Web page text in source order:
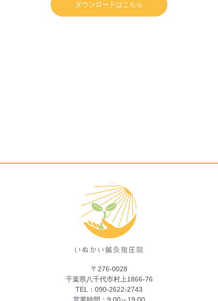
ダウンロードはこちら
〒276-0028
千葉県八千代市村上1866-76
TEL：090-2622-2743